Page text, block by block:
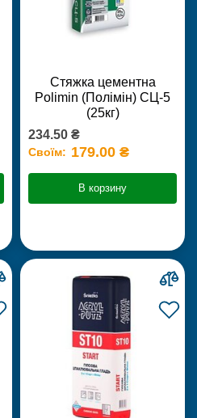
Стяжка цементна
Polimin (Полімін) СЦ-5
(25кг)
234.50 ₴
Своїм: 179.00 ₴
В корзину